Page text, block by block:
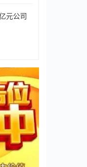
元公司